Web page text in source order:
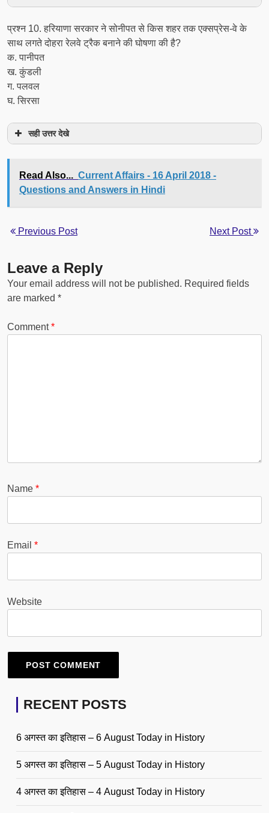
प्रश्‍न 10. हरियाणा सरकार ने सोनीपत से किस शहर तक एक्सप्रेस-वे के
साथ लगते दोहरा रेलवे ट्रैक बनाने की घोषणा की है?
क. पानीपत
ख. कुंडली
ग. पलवल
घ. सिरसा
सही उत्तर देखे
Read Also... Current Affairs - 16 April 2018 -
Questions and Answers in Hindi
Previous Post Next Post
Leave a Reply
Your email address will not be published. Required fields
are marked *
Comment*
Name *
Email *
Website
RECENT POSTS
6 अगस्त का इतिहास – 6 August Today in History
5 अगस्त का इतिहास – 5 August Today in History
4 अगस्त का इतिहास – 4 August Today in History